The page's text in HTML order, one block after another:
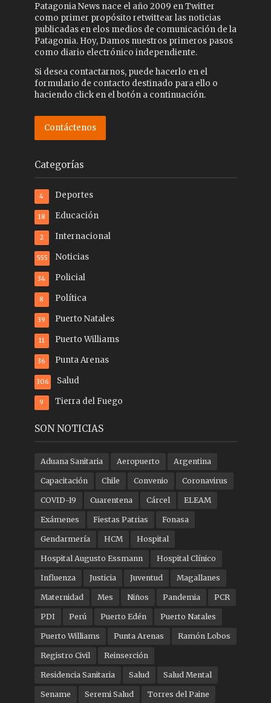
Patagonia News nace el año 2009 en Twitter
como primer propósito retwittear las noticias
publicadas en elos medios de comunicación de la
Patagonia. Hoy, Damos nuestros primeros pasos
como diario electrónico independiente.
Si desea contactarnos, puede hacerlo en el
formulario de contacto destinado para ello o
haciendo click en el botón a continuación.
Contáctenos
Categorías
Deportes
4
Educación
18
Internacional
2
Noticias
555
Policial
34
Política
8
Puerto Natales
39
Puerto Williams
11
Punta Arenas
36
Salud
306
Tierra del Fuego
9
SON NOTICIAS
Aduana Sanitaria Aeropuerto Argentina
Capacitación Chile Convenio Coronavirus
COVID-19 Cuarentena Cárcel ELEAM
Exámenes Fiestas Patrias Fonasa
Gendarmería HCM Hospital
Hospital Augusto Essmann Hospital Clínico
Influenza Justicia Juventud Magallanes
Maternidad Mes Niños Pandemia PCR
PDI Perú Puerto Edén Puerto Natales
Puerto Williams Punta Arenas Ramón Lobos
Registro Civil Reinserción
Residencia Sanitaria Salud Salud Mental
Sename Seremi Salud Torres del Paine